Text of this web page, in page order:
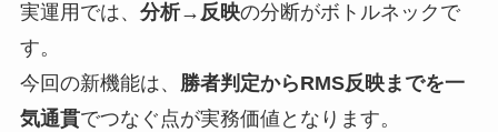
実運用では、 分析→反映の分断がボトルネックで
す。
今回の新機能は、 勝者判定からRMS反映までを一
気通貫でつなぐ点が実務価値となります。